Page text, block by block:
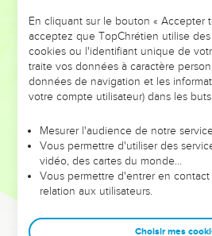
NE MANQUEZ PAS
DE
ET SI LEURS ERREURS
VOTRES ?
leur foi ou leur vision. Mais on voit
et les saisons difficiles qu'ils ont
sont elles qui les ont
Dans cette conférence, leaders,
clés pour avancer avec plus de
En cliquant sur le bouton « Accepter
acceptez que TopChrétien utilise
cookies ou l'identifiant unique de
traite vos données à caractère
données de navigation et les
votre compte utilisateur) dans les
Mesurer l'audience de notre
Vous permettre d'utiliser des
vidéo, des cartes du monde…
Vous permettre d'entrer en
relation aux utilisateurs.
Choisir mes